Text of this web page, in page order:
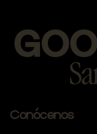
Conócenos